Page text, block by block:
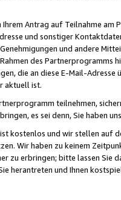
Ihrem Antrag auf Teilnahme
und sonstiger
und andere
des Partnerprogramms
die an diese E-Mail-
aktuell ist.
teilnehmen,
es sei denn, Sie haben
kostenlos und wir stellen auf
Wir haben zu keinem
zu erbringen; bitte lassen Sie
herantreten und Ihnen